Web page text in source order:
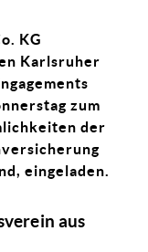
KG
Karlsruher
zum
der
eingeladen.
aus